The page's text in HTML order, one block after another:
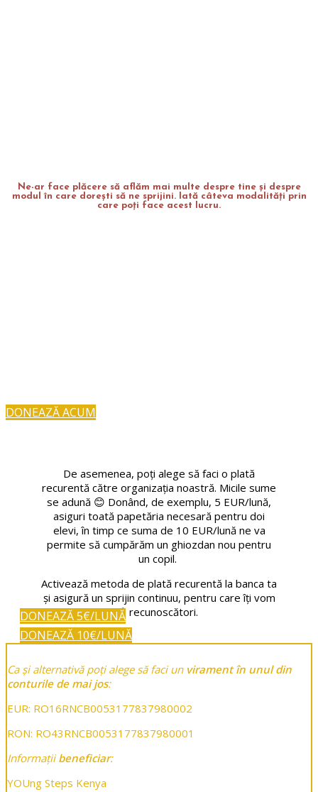
Ne-ar face plăcere să aflăm mai multe despre tine și despre
modul în care dorești să ne sprijini. Iată câteva modalități prin
care poți face acest lucru.
DONEAZĂ ACUM
De asemenea, poți alege să faci o plată
recurentă către organizația noastră. Micile sume
se adună 😊 Donând, de exemplu, 5 EUR/lună,
asiguri toată papetăria necesară pentru doi
elevi, în timp ce suma de 10 EUR/lună ne va
permite să cumpărăm un ghiozdan nou pentru
un copil.
Activează metoda de plată recurentă la banca ta
și asigură un sprijin continuu, pentru care îți vom
fi recunoscători.
DONEAZĂ 5€/LUNĂ
DONEAZĂ 10€/LUNĂ
Ca și alternativă poți alege să faci unvirament în unul din
conturile de mai jos:
EUR: RO16RNCB0053177837980002
RON: RO43RNCB0053177837980001
Informațiibeneficiar:
YOUng Steps Kenya